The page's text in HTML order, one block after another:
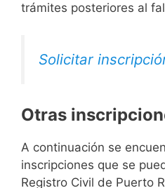
trámites posteriores al
Solicitar
Otras
A continuación se
inscripciones que se
Registro Civil de Puerto